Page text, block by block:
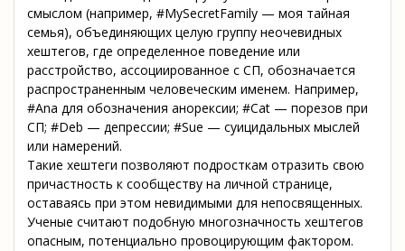
смыслом (например, #MySecretFamily — моя тайная
семья), объединяющих целую группу неочевидных
хештегов, где определенное поведение или
расстройство, ассоциированное с СП, обозначается
распространенным человеческим именем. Например,
#Ana для обозначения анорексии; #Cat — порезов при
СП; #Deb — депрессии; #Sue — суицидальных мыслей
или намерений.
Такие хештеги позволяют подросткам отразить свою
причастность к сообществу на личной странице,
оставаясь при этом невидимыми для непосвященных.
Ученые считают подобную многозначность хештегов
опасным, потенциально провоцирующим фактором.